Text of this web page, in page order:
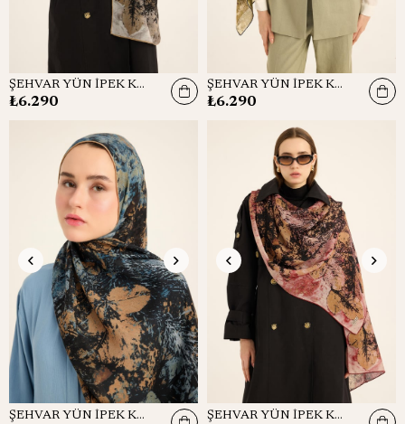
ŞEHVAR YÜN İPEK KAŞMİR ŞAL 70*200 CM - BEJ
₺6.290
ŞEHVAR YÜN İPEK KAŞMİR ŞAL 70*200 CM - YEŞİL
₺6.290
ŞEHVAR YÜN İPEK KAŞMİR ŞAL 70*200 CM - MAVİ ŞEHVAR YÜN İPEK KAŞMİR ŞAL 70*200 CM - GÜL KURUSU